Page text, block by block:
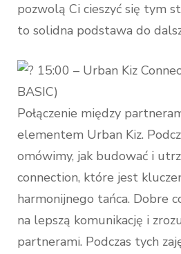
pozwolą Ci cieszyć się tym
to solidna podstawa do
15:00 – Urban Kiz
BASIC)
Połączenie między
elementem Urban Kiz.
omówimy, jak budować i
connection, które jest
harmonijnego tańca. Dobre
na lepszą komunikację i
partnerami. Podczas tych